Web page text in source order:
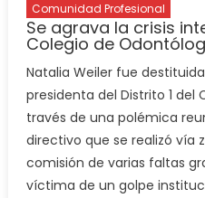
Comunidad Profesional
Se agrava la crisis
Colegio de
Natalia Weiler fue
presidenta del Distrito 1 del
través de una polémica
directivo que se realizó vía
comisión de varias faltas
víctima de un golpe